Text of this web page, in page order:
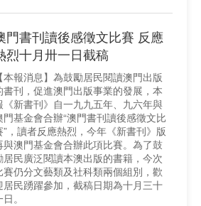
門書刊讀後感徵文比賽 反應
烈十月卅一日截稿
【本報消息】為鼓勵居民閱讀澳門出版
書刊，促進澳門出版事業的發展，本
《新書刊》自一九九五年、九六年與
門基金會合辦“澳門書刊讀後感徵文比
”，讀者反應熱烈，今年《新書刊》版
與澳門基金會合辦此項比賽。為了鼓
居民廣泛閱讀本澳出版的書籍，今次
賽仍分文藝類及社科類兩個組別，歡
居民踴躍參加，截稿日期為十月三十
。